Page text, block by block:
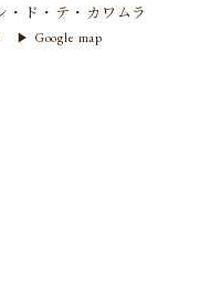
・ド・テ・カワムラ
▶︎ Google map